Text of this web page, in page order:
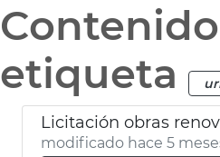
etiqueta
Licitación obras
modificado hace 5